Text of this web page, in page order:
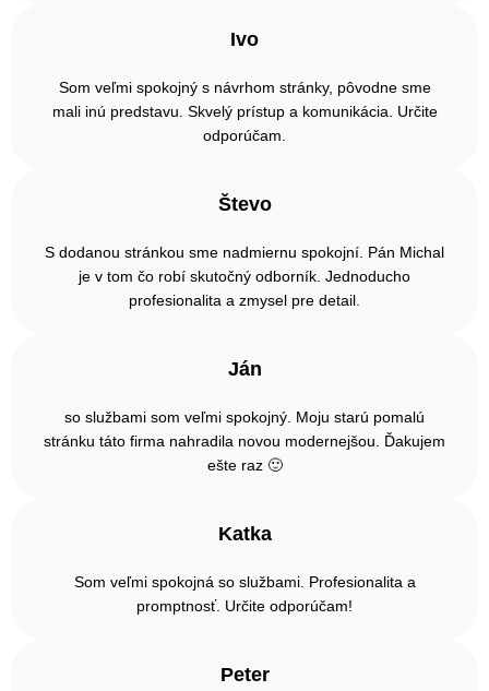
Ivo
Som veľmi spokojný s návrhom stránky, pôvodne sme
mali inú predstavu. Skvelý prístup a komunikácia. Určite
odporúčam.
Števo
S dodanou stránkou sme nadmiernu spokojní. Pán Michal
je v tom čo robí skutočný odborník. Jednoducho
profesionalita a zmysel pre detail.
Ján
so službami som veľmi spokojný. Moju starú pomalú
stránku táto firma nahradila novou modernejšou. Ďakujem
ešte raz 🙂
Katka
Som veľmi spokojná so službami. Profesionalita a
promptnosť. Určite odporúčam!
Peter